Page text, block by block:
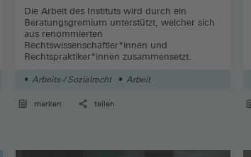
Die Arbeit des Instituts wird durch ein
Beratungsgremium unterstützt, welcher sich
aus renommierten
Rechtswissenschaftler*innen und
Rechtspraktiker*innen zusammensetzt.
Arbeits-/ Sozialrecht Arbeit
merken teilen